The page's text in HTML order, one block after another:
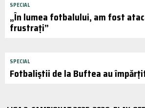
SPECIAL
„În lumea fotbalului, am fost
frustrați”
SPECIAL
Fotbaliștii de la Buftea au